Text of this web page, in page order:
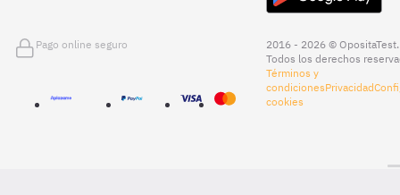
Pago online seguro
2016 - 2026 © OpositaTest.
Todos los derechos
Términos y
condicionesPrivacidad
cookies